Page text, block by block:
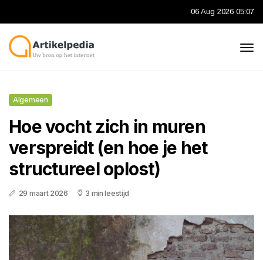
06 Aug 2026 05:07
Algemeen
Hoe vocht zich in muren
verspreidt (en hoe je het
structureel oplost)
29 maart 2026 3 min leestijd